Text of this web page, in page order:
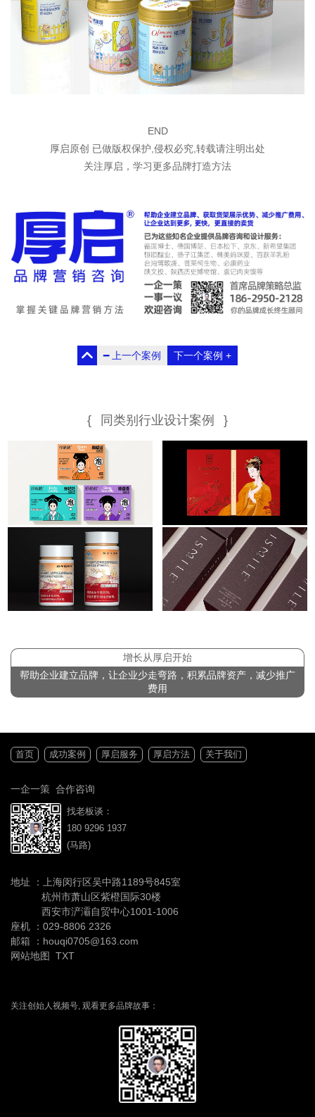
END
厚启原创 已做版权保护,侵权必究,转载请注明出处
关注厚启，学习更多品牌打造方法
━上一个案例 下一个案例 +
{ 同类别行业设计案例 }
时间：2021 时间：2019
增长从厚启开始
帮助企业建立品牌，让企业少走弯路，积累品牌资产，减少推广
费用
首页 成功案例 厚启服务 厚启方法 关于我们
一企一策 合作咨询
找老板谈：
180 9296 1937
(马路)
地址 ：上海闵行区吴中路1189号845室
杭州市萧山区紫橙国际30楼
西安市浐灞自贸中心1001-1006
座机 ： 029-8806 2326
邮箱 ：houqi0705@163.com
网站地图
TXT
关注创始人视频号, 观看更多品牌故事：